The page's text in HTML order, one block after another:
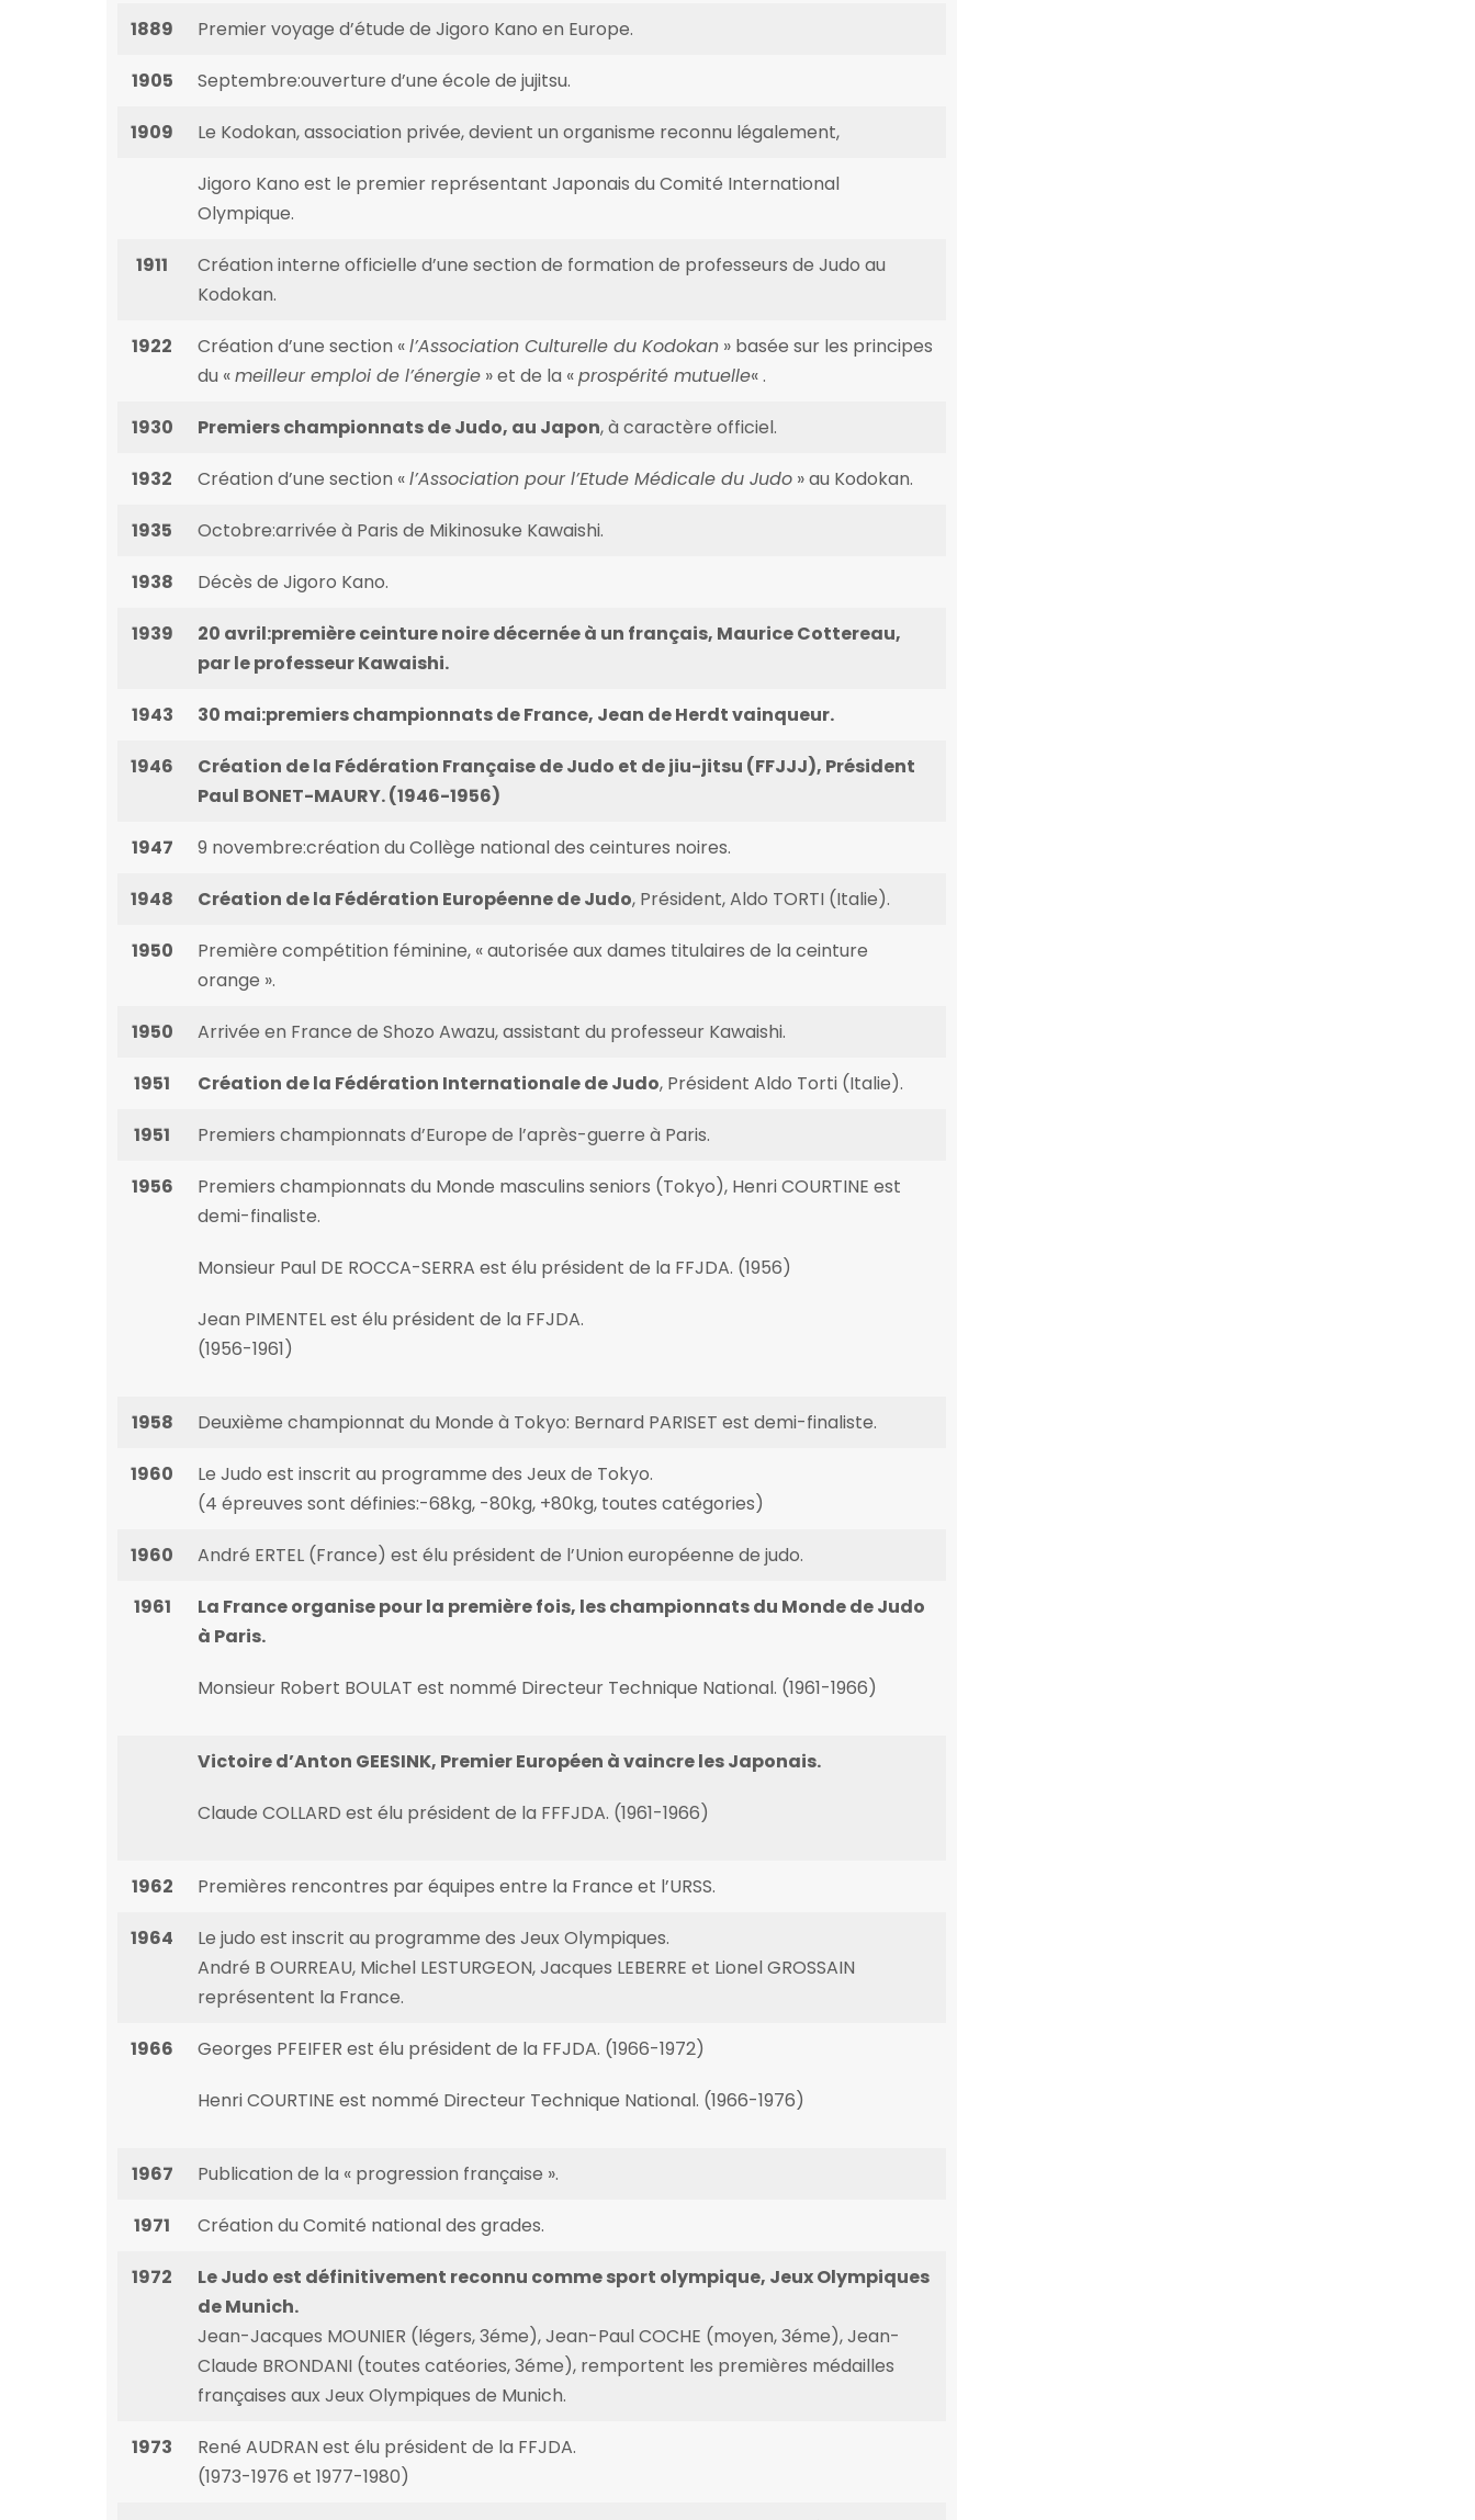
1889 Premier voyage d’étude de Jigoro Kano en Europe.
1905 Septembre:ouverture d’une école de jujitsu.
1909 Le Kodokan, association privée, devient un organisme reconnu légalement,
Jigoro Kano est le premier représentant Japonais du Comité International
Olympique.
1911
Création interne officielle d’une section de formation de professeurs de Judo au
Kodokan.
1922 Création d’une section «l’Association Culturelle du Kodokan » basée sur les principes
du «meilleur emploi de l’énergie » et de la «prospérité mutuelle« .
1930 Premiers championnats de Judo, au Japon, à caractère officiel.
1932 Création d’une section «l’Association pour l’Etude Médicale du Judo » au Kodokan.
1935 Octobre:arrivée à Paris de Mikinosuke Kawaishi.
1938 Décès de Jigoro Kano.
1939
20 avril:première ceinture noire décernée à un français, Maurice Cottereau,
par le professeur Kawaishi.
1943 30 mai:premiers championnats de France, Jean de Herdt vainqueur.
1946
Création de la Fédération Française de Judo et de jiu-jitsu (FFJJJ), Président
Paul BONET-MAURY. (1946-1956)
1947 9 novembre:création du Collège national des ceintures noires.
1948 Création de la Fédération Européenne de Judo, Président, Aldo TORTI (Italie).
1950
Première compétition féminine, « autorisée aux dames titulaires de la ceinture
orange ».
1950 Arrivée en France de Shozo Awazu, assistant du professeur Kawaishi.
1951 Création de la Fédération Internationale de Judo, Président Aldo Torti (Italie).
1951 Premiers championnats d’Europe de l’après-guerre à Paris.
1956
Premiers championnats du Monde masculins seniors (Tokyo), Henri COURTINE est
demi-finaliste.
Monsieur Paul DE ROCCA-SERRA est élu président de la FFJDA. (1956)
Jean PIMENTEL est élu président de la FFJDA.
(1956-1961)
1958 Deuxième championnat du Monde à Tokyo: Bernard PARISET est demi-finaliste.
1960
Le Judo est inscrit au programme des Jeux de Tokyo.
(4 épreuves sont définies:-68kg, -80kg, +80kg, toutes catégories)
1960 André ERTEL (France) est élu président de l’Union européenne de judo.
1961
La France organise pour la première fois, les championnats du Monde de Judo
à Paris.
Monsieur Robert BOULAT est nommé Directeur Technique National. (1961-1966)
Victoire d’Anton GEESINK, Premier Européen à vaincre les Japonais.
Claude COLLARD est élu président de la FFFJDA. (1961-1966)
1962 Premières rencontres par équipes entre la France et l’URSS.
1964
Le judo est inscrit au programme des Jeux Olympiques.
André B OURREAU, Michel LESTURGEON, Jacques LEBERRE et Lionel GROSSAIN
représentent la France.
1966 Georges PFEIFER est élu président de la FFJDA. (1966-1972)
Henri COURTINE est nommé Directeur Technique National. (1966-1976)
1967 Publication de la « progression française ».
1971 Création du Comité national des grades.
1972
Le Judo est définitivement reconnu comme sport olympique, Jeux Olympiques
de Munich.
Jean-Jacques MOUNIER (légers, 3éme), Jean-Paul COCHE (moyen, 3éme), Jean-
Claude BRONDANI (toutes catéories, 3éme), remportent les premières médailles
françaises aux Jeux Olympiques de Munich.
1973
René AUDRAN est élu président de la FFJDA.
(1973-1976 et 1977-1980)